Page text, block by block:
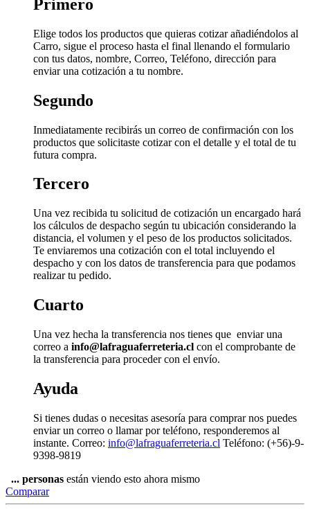
Primero
Elige todos los productos que quieras cotizar añadiéndolos al
Carro, sigue el proceso hasta el final llenando el formulario
con tus datos, nombre, Correo, Teléfono, dirección para
enviar una cotización a tu nombre.
Segundo
Inmediatamente recibirás un correo de confirmación con los
productos que solicitaste cotizar con el detalle y el total de tu
futura compra.
Tercero
Una vez recibida tu solicitud de cotización un encargado hará
los cálculos de despacho según tu ubicación considerando la
distancia, el volumen y el peso de los productos solicitados.
Te enviaremos una cotización con el total incluyendo el
despacho y con los datos de transferencia para que podamos
realizar tu pedido.
Cuarto
Una vez hecha la transferencia nos tienes que enviar una
correo a info@lafraguaferreteria.cl con el comprobante de
la transferencia para proceder con el envío.
Ayuda
Si tienes dudas o necesitas asesoría para comprar nos puedes
enviar un correo o llamar por teléfono, responderemos al
instante. Correo: info@lafraguaferreteria.cl Teléfono: (+56)-9-
9398-9819
... personas están viendo esto ahora mismo
Comparar